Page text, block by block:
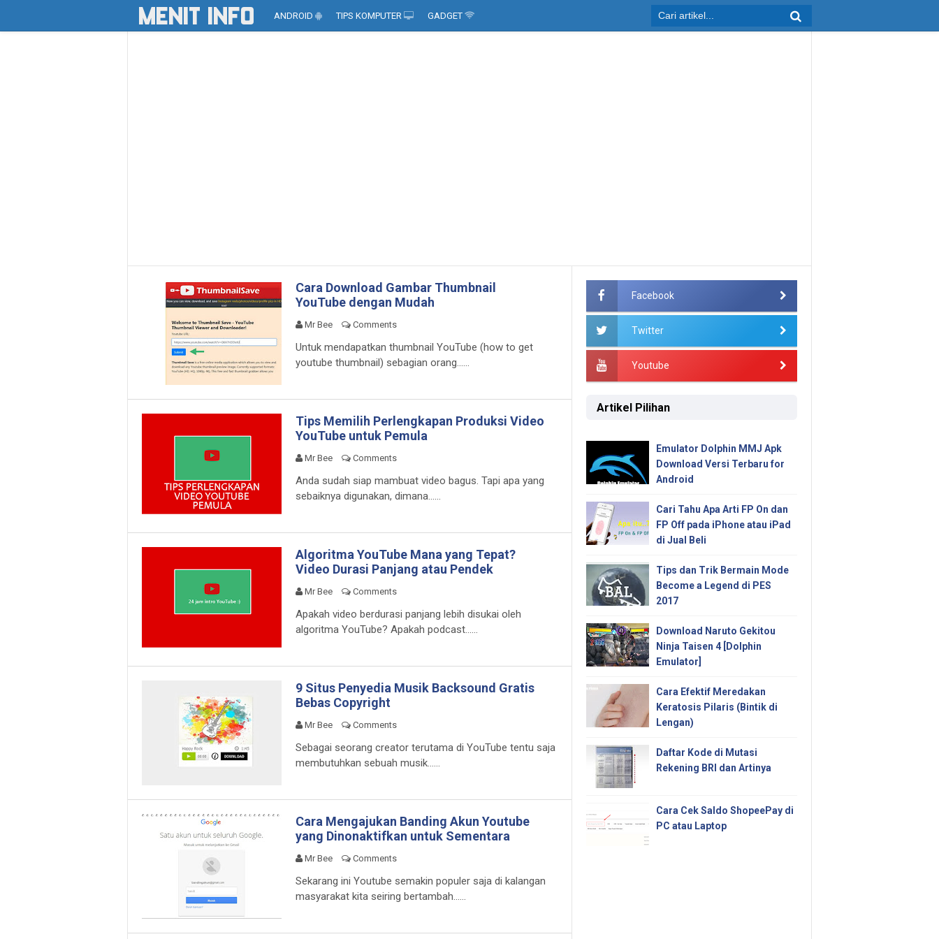
ANDROID TIPS KOMPUTER GADGET
Cara Download Gambar Thumbnail
YouTube dengan Mudah
Mr Bee Comments
Untuk mendapatkan thumbnail YouTube (how to get
youtube thumbnail) sebagian orang......
Tips Memilih Perlengkapan Produksi Video
YouTube untuk Pemula
Mr Bee Comments
Anda sudah siap mambuat video bagus. Tapi apa yang
sebaiknya digunakan, dimana......
Algoritma YouTube Mana yang Tepat?
Video Durasi Panjang atau Pendek
Mr Bee Comments
Apakah video berdurasi panjang lebih disukai oleh
algoritma YouTube? Apakah podcast......
9 Situs Penyedia Musik Backsound Gratis
Bebas Copyright
Mr Bee Comments
Sebagai seorang creator terutama di YouTube tentu saja
membutuhkan sebuah musik......
Cara Mengajukan Banding Akun Youtube
yang Dinonaktifkan untuk Sementara
Mr Bee Comments
Sekarang ini Youtube semakin populer saja di kalangan
masyarakat kita seiring bertambah......
Facebook
Twitter
Youtube
Artikel Pilihan
Emulator Dolphin MMJ Apk
Download Versi Terbaru for
Android
Cari Tahu Apa Arti FP On dan
FP Off pada iPhone atau iPad
di Jual Beli
Tips dan Trik Bermain Mode
Become a Legend di PES
2017
Download Naruto Gekitou
Ninja Taisen 4 [Dolphin
Emulator]
Cara Efektif Meredakan
Keratosis Pilaris (Bintik di
Lengan)
Daftar Kode di Mutasi
Rekening BRI dan Artinya
Cara Cek Saldo ShopeePay di
PC atau Laptop